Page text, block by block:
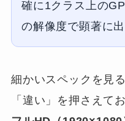
確に1クラス上の
の解像度で顕著に出
細かいスペックを見
「違い」を押さえて